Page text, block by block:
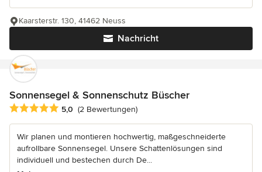
Nachricht
Kaarsterstr. 130, 41462 Neuss
Sonnensegel & Sonnenschutz Büscher
Durchschnittliche Bewertung: 5 von 5 Sternen
5,0 (2 Bewertungen)
Wir planen und montieren hochwertig, maßgeschneiderte
aufrollbare Sonnensegel. Unsere Schattenlösungen sind
individuell und bestechen durch De...